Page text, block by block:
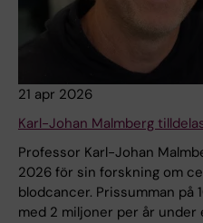
21 apr 2026
Karl-Johan Malmberg
Professor Karl-Johan
2026 för sin forskning om
blodcancer. Prissumman på
med 2 miljoner per år under